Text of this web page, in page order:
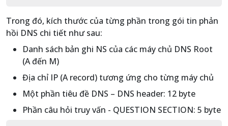
Trong đó, kích thước của từng phần trong gói tin phản
hồi DNS chi tiết như sau:
Danh sách bản ghi NS của các máy chủ DNS Root
(A đến M)
Địa chỉ IP (A record) tương ứng cho từng máy chủ
Một phần tiêu đề DNS – DNS header: 12 byte
Phần câu hỏi truy vấn - QUESTION SECTION: 5 byte